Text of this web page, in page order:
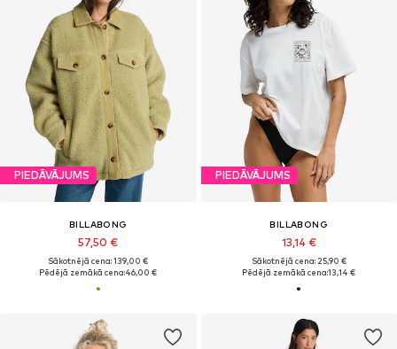
PIEDĀVĀJUMS
BILLABONG
57,50 €
Sākotnējā cena: 139,00 €
Pēdējā zemākā cena:46,00 €
PIEDĀVĀJUMS
BILLABONG
13,14 €
Sākotnējā cena: 25,90 €
Pēdējā zemākā cena:13,14 €